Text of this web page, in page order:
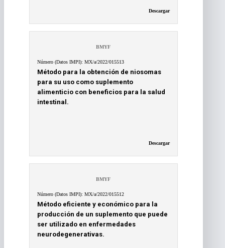
Descargar
BMYF
Número (Datos IMPI): MX/a/2022/015513
Método para la obtención de niosomas
para su uso como suplemento
alimenticio con beneficios para la salud
intestinal.
Descargar
BMYF
Número (Datos IMPI): MX/a/2022/015512
Método eficiente y económico para la
producción de un suplemento que puede
ser utilizado en enfermedades
neurodegenerativas.